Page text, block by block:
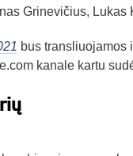
Grinevičius, Lukas
bus transliuojamos
kanale kartu